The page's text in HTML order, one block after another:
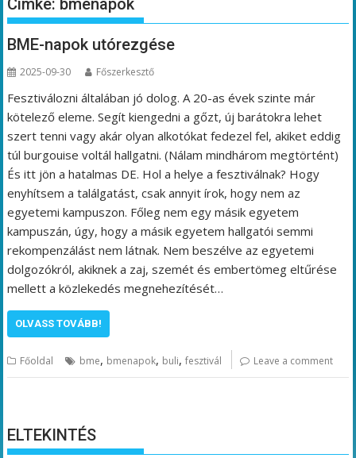
Címke: bmenapok
BME-napok utórezgése
2025-09-30 Főszerkesztő
Fesztiválozni általában jó dolog. A 20-as évek szinte már
kötelező eleme. Segít kiengedni a gőzt, új barátokra lehet
szert tenni vagy akár olyan alkotókat fedezel fel, akiket eddig
túl burgouise voltál hallgatni. (Nálam mindhárom megtörtént)
És itt jön a hatalmas DE. Hol a helye a fesztiválnak? Hogy
enyhítsem a találgatást, csak annyit írok, hogy nem az
egyetemi kampuszon. Főleg nem egy másik egyetem
kampuszán, úgy, hogy a másik egyetem hallgatói semmi
rekompenzálást nem látnak. Nem beszélve az egyetemi
dolgozókról, akiknek a zaj, szemét és embertömeg eltűrése
mellett a közlekedés megnehezítését…
OLVASS TOVÁBB!
Főoldal bme, bmenapok, buli,fesztivál Leave a comment
ELTEKINTÉS